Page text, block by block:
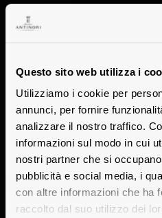
Questo sito web utilizza i
Utilizziamo i cookie per
annunci, per fornire
analizzare il nostro traffico.
informazioni sul modo in cui
nostri partner che si
pubblicità e social media, i
con altre informazioni che ha
raccolto dal suo utilizzo dei